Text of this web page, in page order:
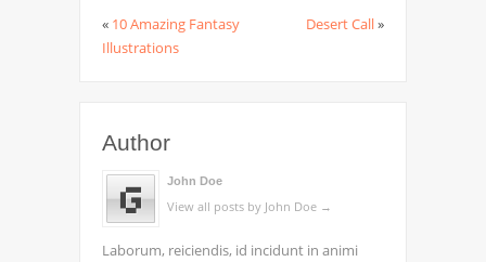
« 10 Amazing Fantasy
Illustrations
Desert Call»
Author
John Doe
View all posts by John Doe →
Laborum, reiciendis, id incidunt in animi